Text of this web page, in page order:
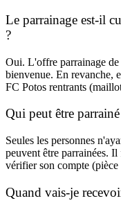
Le parrainage est-il
?
Oui. L'offre parrainage
bienvenue. En revanche,
FC Potos rentrants
Qui peut être
Seules les personnes
peuvent être parrainées.
vérifier son compte
Quand vais-je